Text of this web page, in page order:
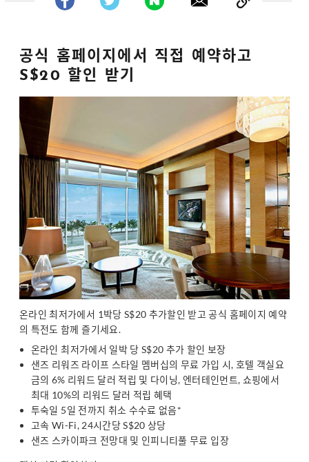
공식 홈페이지에서 직접 예약하고
S$20 할인 받기
온라인 최저가에서 1박당 S$20 추가할인 받고 공식 홈페이지 예약
의 특전도 함께 즐기세요.
온라인 최저가에서 일박 당 S$20 추가 할인 보장
샌즈 리워즈 라이프 스타일 멤버십의 무료 가입 시, 호텔 객실요
금의 6% 리워드 달러 적립 및 다이닝, 엔터테인먼트, 쇼핑에서
최대 10%의 리워드 달러 적립 혜택
투숙일 5일 전까지 취소 수수료 없음*
고속 Wi-Fi, 24시간당 S$20 상당
샌즈 스카이파크 전망대 및 인피니티풀 무료 입장